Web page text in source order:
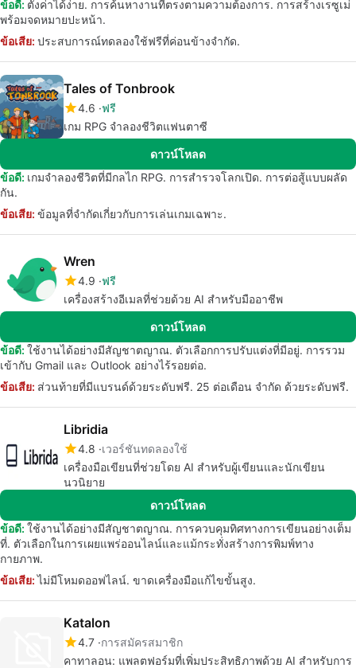
ข้อดี: ตั้งค่าได้ง่าย. การค้นหางานที่ตรงตามความต้องการ. การสร้างเรซูเม่
พร้อมจดหมายปะหน้า.
ข้อเสีย: ประสบการณ์ทดลองใช้ฟรีที่ค่อนข้างจำกัด.
Tales of Tonbrook
4.6 ฟรี
เกม RPG จำลองชีวิตแฟนตาซี
ดาวน์โหลด
ข้อดี: เกมจำลองชีวิตที่มีกลไก RPG. การสำรวจโลกเปิด. การต่อสู้แบบผลัด
กัน.
ข้อเสีย: ข้อมูลที่จำกัดเกี่ยวกับการเล่นเกมเฉพาะ.
Wren
4.9 ฟรี
เครื่องสร้างอีเมลที่ช่วยด้วย AI สำหรับมืออาชีพ
ดาวน์โหลด
ข้อดี: ใช้งานได้อย่างมีสัญชาตญาณ. ตัวเลือกการปรับแต่งที่มีอยู่. การรวม
เข้ากับ Gmail และ Outlook อย่างไร้รอยต่อ.
ข้อเสีย: ส่วนท้ายที่มีแบรนด์ด้วยระดับฟรี. 25 ต่อเดือน จำกัด ด้วยระดับฟรี.
Libridia
4.8 เวอร์ชันทดลองใช้
เครื่องมือเขียนที่ช่วยโดย AI สำหรับผู้เขียนและนักเขียน
นวนิยาย
ดาวน์โหลด
ข้อดี: ใช้งานได้อย่างมีสัญชาตญาณ. การควบคุมทิศทางการเขียนอย่างเต็ม
ที่. ตัวเลือกในการเผยแพร่ออนไลน์และแม้กระทั่งสร้างการพิมพ์ทาง
กายภาพ.
ข้อเสีย:ไม่มีโหมดออฟไลน์. ขาดเครื่องมือแก้ไขขั้นสูง.
Katalon
4.7 การสมัครสมาชิก
คาทาลอน: แพลตฟอร์มที่เพิ่มประสิทธิภาพด้วย AI สำหรับการ